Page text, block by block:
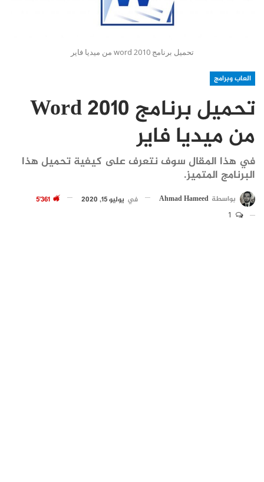
تحميل برنامج word 2010 من ميديا فاير
العاب وبرامج
تحميل برنامج Word 2010
من ميديا فاير
في هذا المقال سوف نتعرف على كيفية تحميل هذا
البرنامج المتميز.
بواسطة Ahmad Hameed في يوليو 15, 2020